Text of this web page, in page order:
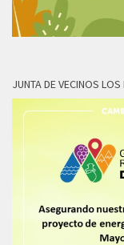
JUNTA DE VECINOS